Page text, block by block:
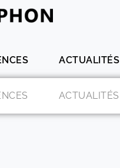
ACTUALITÉS
ACTUALITÉS